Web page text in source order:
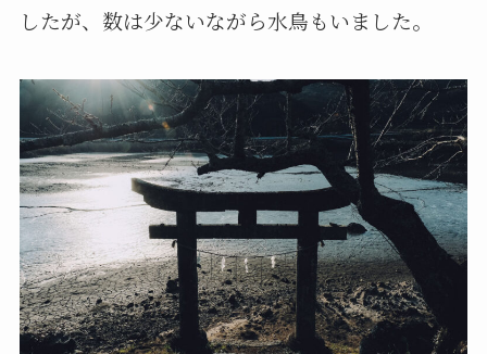
したが、数は少ないながら水鳥もいました。